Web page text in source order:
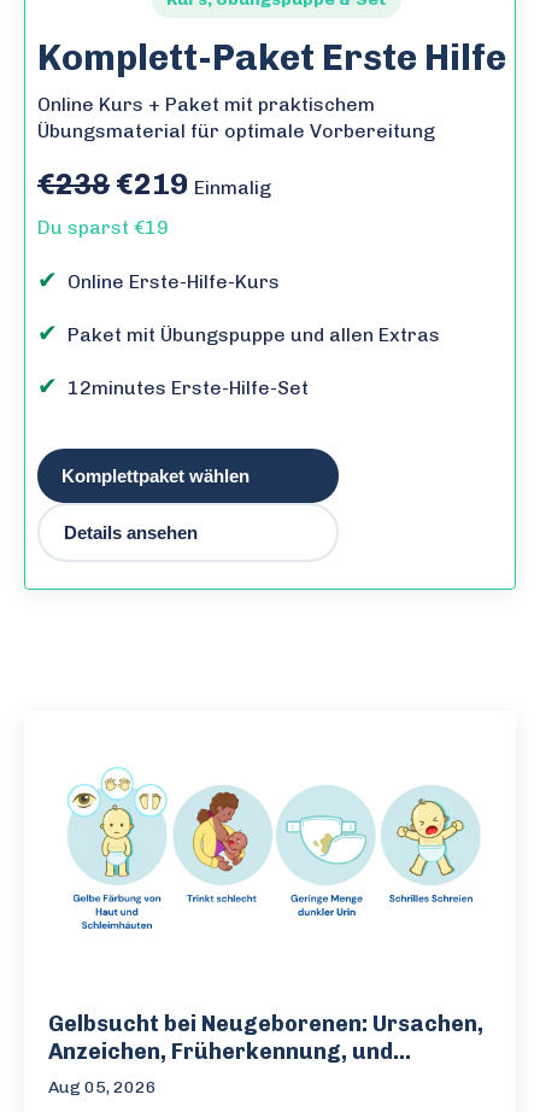
Komplett-Paket Erste Hilfe
Online Kurs + Paket mit praktischem
Übungsmaterial für optimale Vorbereitung
€238 €219 Einmalig
Du sparst €19
✔ Online Erste-Hilfe-Kurs
✔ Paket mit Übungspuppe und allen Extras
✔ 12minutes Erste-Hilfe-Set
Komplettpaket wählen
Details ansehen
Gelbsucht bei Neugeborenen: Ursachen,
Anzeichen, Früherkennung, und...
Aug 05, 2026